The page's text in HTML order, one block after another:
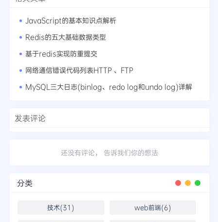
JavaScript的基本知识点解析
Redis的五大基础数据类型
基于redis实现防重提交
网络通信错误代码列表HTTP 、FTP
MySQL三大日志(binlog、redo log和undo log)详解
发表评论
还没有评论， 告诉我们你的想法
分类
技术(31) web前端(6)